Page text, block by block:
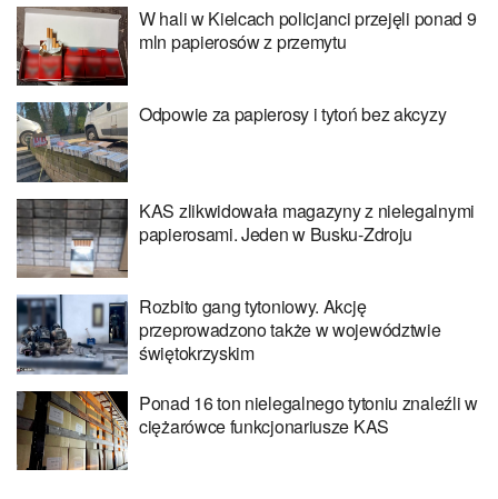
W hali w Kielcach policjanci przejęli ponad 9
mln papierosów z przemytu
Odpowie za papierosy i tytoń bez akcyzy
KAS zlikwidowała magazyny z nielegalnymi
papierosami. Jeden w Busku-Zdroju
Rozbito gang tytoniowy. Akcję
przeprowadzono także w województwie
świętokrzyskim
Ponad 16 ton nielegalnego tytoniu znaleźli w
ciężarówce funkcjonariusze KAS